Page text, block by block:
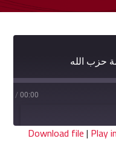
حزب الله
00:00
/
Download file| Play